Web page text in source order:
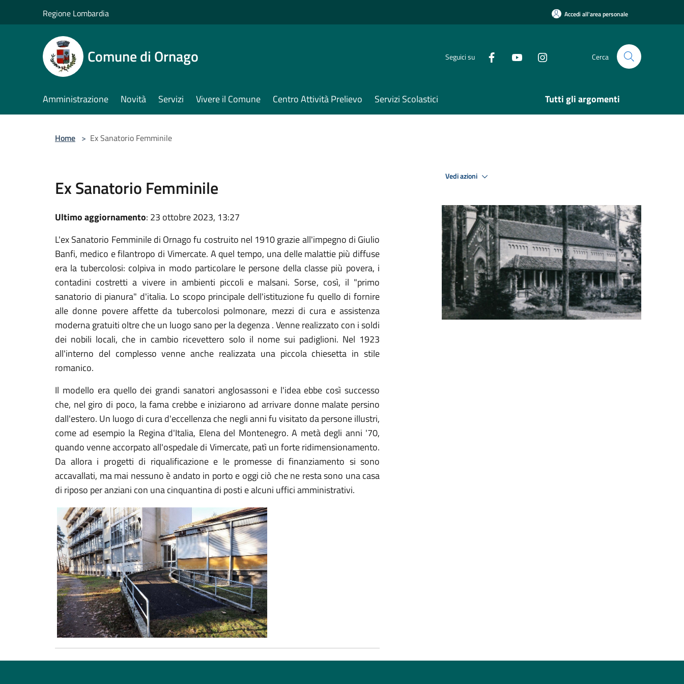
Regione Lombardia Accedi all'area personale
Comune di Ornago Seguici su Cerca
Amministrazione Novità Servizi Vivere il Comune Centro Attività Prelievo Servizi Scolastici Tutti gli argomenti
Home > Ex Sanatorio Femminile
Ex Sanatorio Femminile
Ultimo aggiornamento: 23 ottobre 2023, 13:27
L'ex Sanatorio Femminile di Ornago fu costruito nel 1910 grazie all'impegno di Giulio
Banfi, medico e filantropo di Vimercate. A quel tempo, una delle malattie più diffuse
era la tubercolosi: colpiva in modo particolare le persone della classe più povera, i
contadini costretti a vivere in ambienti piccoli e malsani. Sorse, così, il "primo
sanatorio di pianura" d'italia. Lo scopo principale dell'istituzione fu quello di fornire
alle donne povere affette da tubercolosi polmonare, mezzi di cura e assistenza
moderna gratuiti oltre che un luogo sano per la degenza . Venne realizzato con i soldi
dei nobili locali, che in cambio ricevettero solo il nome sui padiglioni. Nel 1923
all'interno del complesso venne anche realizzata una piccola chiesetta in stile
romanico.
Il modello era quello dei grandi sanatori anglosassoni e l'idea ebbe così successo
che, nel giro di poco, la fama crebbe e iniziarono ad arrivare donne malate persino
dall'estero. Un luogo di cura d'eccellenza che negli anni fu visitato da persone illustri,
come ad esempio la Regina d'Italia, Elena del Montenegro. A metà degli anni '70,
quando venne accorpato all'ospedale di Vimercate, patì un forte ridimensionamento.
Da allora i progetti di riqualificazione e le promesse di finanziamento si sono
accavallati, ma mai nessuno è andato in porto e oggi ciò che ne resta sono una casa
di riposo per anziani con una cinquantina di posti e alcuni uffici amministrativi.
Vedi azioni